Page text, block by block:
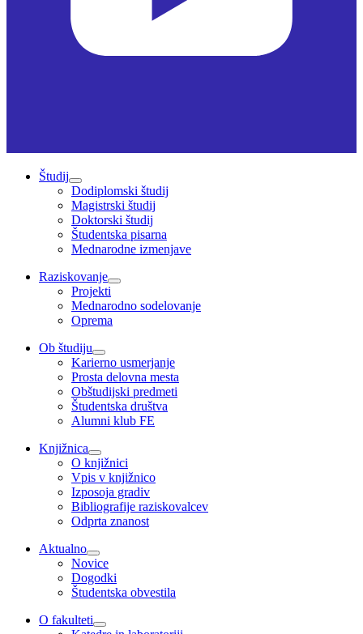
Študij
Dodiplomski študij
Magistrski študij
Doktorski študij
Študentska pisarna
Mednarodne izmenjave
Raziskovanje
Projekti
Mednarodno sodelovanje
Oprema
Ob študiju
Karierno usmerjanje
Prosta delovna mesta
Obštudijski predmeti
Študentska društva
Alumni klub FE
Knjižnica
O knjižnici
Vpis v knjižnico
Izposoja gradiv
Bibliografije raziskovalcev
Odprta znanost
Aktualno
Novice
Dogodki
Študentska obvestila
O fakulteti